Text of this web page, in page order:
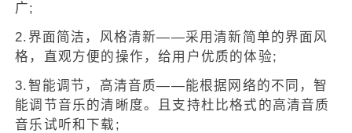
广;
2.界面简洁，风格清新——采用清新简单的界面风
格，直观方便的操作，给用户优质的体验;
3.智能调节，高清音质——能根据网络的不同，智
能调节音乐的清晰度。且支持杜比格式的高清音质
音乐试听和下载;